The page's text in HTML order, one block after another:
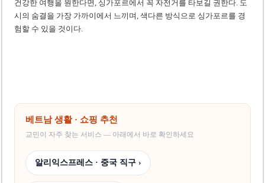
건강한 여행을 원한다면, 싱가포르에서 꼭 자전거를 타보길 권한다. 도
시의 숨결을 가장 가까이에서 느끼며, 색다른 방식으로 싱가포르를 경
험할 수 있을 것이다.
베트남 생활 · 쇼핑 추천
교민이 자주 찾는 서비스 — 아래에서 바로 확인하세요
알리익스프레스 · 중국 직구 ›